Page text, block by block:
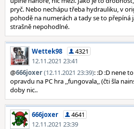
pryč. Nebo nechápu třeba hydrauliku, v
pohodě na numerách a tady se to přepíná
strašně nepohodlné.
Wettek98
4321
12.11.2021 23:41
@666joxer(12.11.2021 23:39): :D :D nene
opravdu na PC hra ,,fungovala,, (čti šla
doby nic..
666joxer
4641
12.11.2021 23:39